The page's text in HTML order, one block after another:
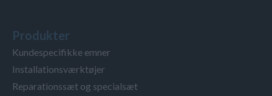
Produkter
Kundespecifikke emner
Installationsværktøjer
Reparationssæt og specialsæt